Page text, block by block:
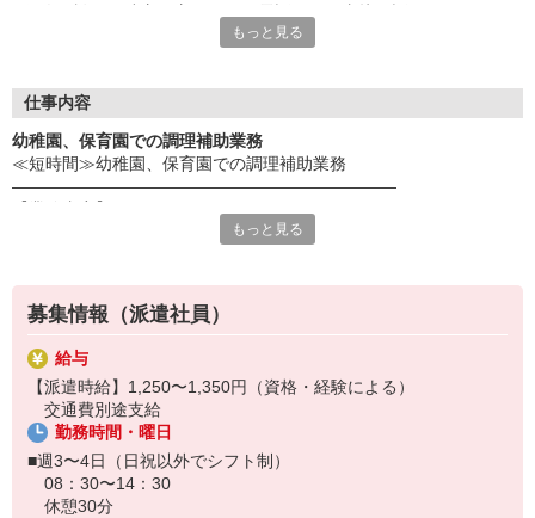
だき、スタッフ様の希望を最大限考慮してお仕事のご提案を行っ
更に！就業中のフォローアップも万全！企業と求職者のかけ橋に
《応募の流れ》
Web又は電話応募（0120-373-703）
弊社応募担当からの電話で希望条件確認
企業とのマッチング
↓
弊社担当との面談＋企業との面談
↓
双方合意の元就業開始♪
※万が一スタッフ様の条件と企業の希望がマッチングしなかった
場合でも、別のお仕事探しを速やかに行います！
もっと見る
仕事内容
幼稚園、保育園での調理補助業務
≪短時間≫幼稚園、保育園での調理補助業務
―――――――――――――――――――――――
幼稚園、保育園での調理補助業務を行って頂きます。
勤務時間などについてご希望があればご相談ください。
※昼食は1食151円で食べられます。
※検便検診あり
※幅広い年代の方が活躍中
―――――――――――――――――――――――
【採用までの流れ】
応募後は、電話で応募者様の情報や希望条件などをヒアリング！
その後、履歴書を回収します（WebまたはFAX）。
企業との面談から採用までは数日お時間いただきます。
もっと見る
募集情報（派遣社員）
給与
【派遣時給】1,250〜1,350円（資格・経験による）
交通費別途支給
勤務時間・曜日
■週3〜4日（日祝以外でシフト制）
08：30〜14：30
休憩30分